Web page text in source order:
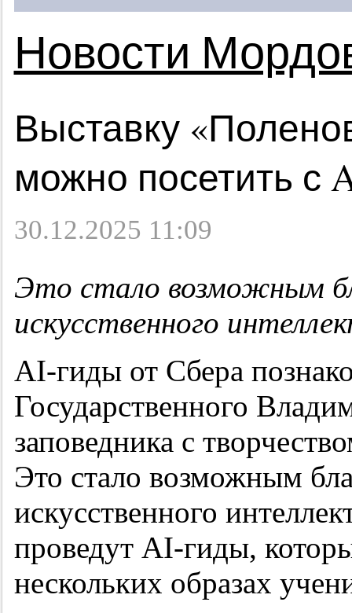
Новости
Выставку
можно посетить с
30.12.2025 11:09
Это стало возможным
искусственного
AI-гиды от Сбера
Государственного
заповедника с
Это стало возможным
искусственного
проведут AI-гиды,
нескольких образах